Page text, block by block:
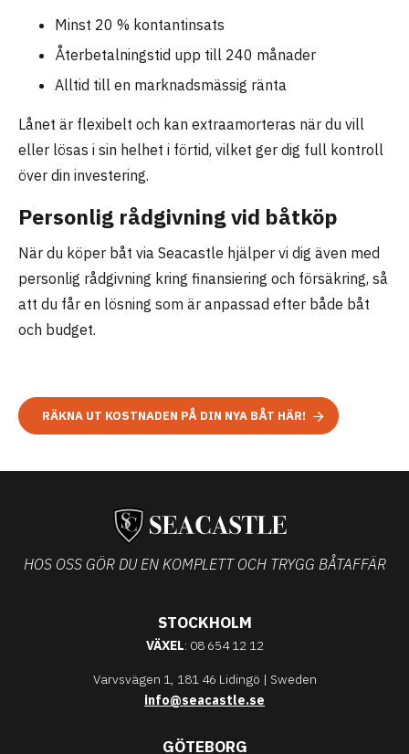
Minst 20 % kontantinsats
Återbetalningstid upp till 240 månader
Alltid till en marknadsmässig ränta
Lånet är flexibelt och kan extraamorteras när du vill
eller lösas i sin helhet i förtid, vilket ger dig full kontroll
över din investering.
Personlig rådgivning vid båtköp
När du köper båt via Seacastle hjälper vi dig även med
personlig rådgivning kring finansiering och försäkring, så
att du får en lösning som är anpassad efter både båt
och budget.
RÄKNA UT KOSTNADEN PÅ DIN NYA BÅT HÄR!
HOS OSS GÖR DU EN KOMPLETT OCH TRYGG BÅTAFFÄR
STOCKHOLM
VÄXEL: 08 654 12 12
Varvsvägen 1, 181 46 Lidingö | Sweden
info@seacastle.se
GÖTEBORG